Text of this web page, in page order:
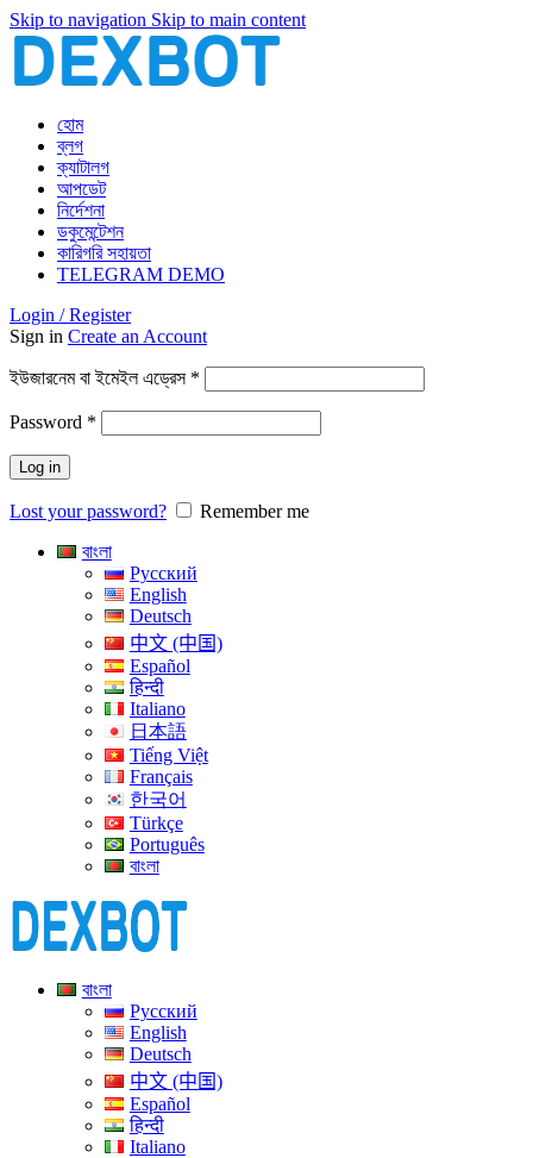
Skip to navigation Skip to main content
হোম
ব্লগ
ক্যাটালগ
আপডেট
নির্দেশনা
ডকুমেন্টেশন
কারিগরি সহায়তা
TELEGRAM DEMO
Login / Register
Sign in Create an Account
ইউজারনেম বা ইমেইল এড্রেস *
Password *
Log in
Lost your password?
Remember me
বাংলা
Русский
English
Deutsch
中文 (中国)
Español
हिन्दी
Italiano
日本語
Tiếng Việt
Français
한국어
Türkçe
Português
বাংলা
বাংলা
Русский
English
Deutsch
中文 (中国)
Español
हिन्दी
Italiano